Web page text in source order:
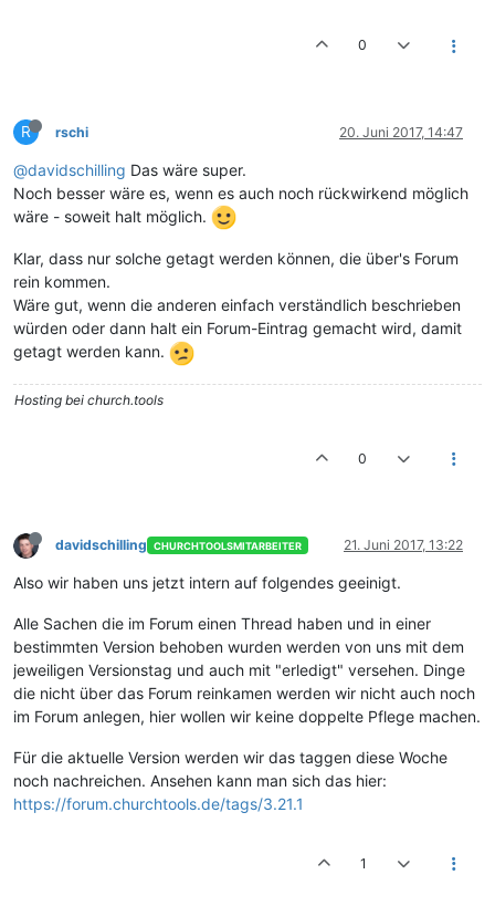
0
R rschi 20. Juni 2017, 14:47
@davidschilling Das wäre super.
Noch besser wäre es, wenn es auch noch rückwirkend möglich
wäre - soweit halt möglich.
Klar, dass nur solche getagt werden können, die über's Forum
rein kommen.
Wäre gut, wenn die anderen einfach verständlich beschrieben
würden oder dann halt ein Forum-Eintrag gemacht wird, damit
getagt werden kann.
Hosting bei church.tools
0
davidschilling CHURCHTOOLSMITARBEITER 21. Juni 2017, 13:22
Also wir haben uns jetzt intern auf folgendes geeinigt.
Alle Sachen die im Forum einen Thread haben und in einer
bestimmten Version behoben wurden werden von uns mit dem
jeweiligen Versionstag und auch mit "erledigt" versehen. Dinge
die nicht über das Forum reinkamen werden wir nicht auch noch
im Forum anlegen, hier wollen wir keine doppelte Pflege machen.
Für die aktuelle Version werden wir das taggen diese Woche
noch nachreichen. Ansehen kann man sich das hier:
https://forum.churchtools.de/tags/3.21.1
1